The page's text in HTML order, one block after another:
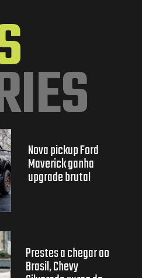
Nova pickup Ford
Maverick ganha
upgrade brutal
Prestes a chegar ao
Brasil, Chevy